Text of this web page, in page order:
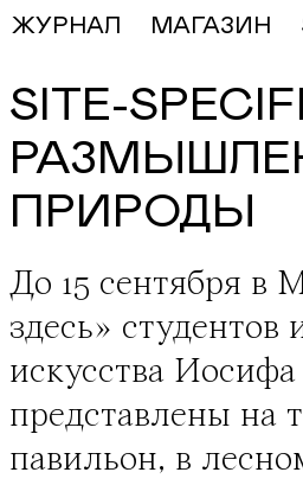
ЖУРНАЛ МАГАЗИН
SITE-
ПРИРОДЫ
До 15 сентября в
здесь» студентов
искусства
представлены на
павильон, в